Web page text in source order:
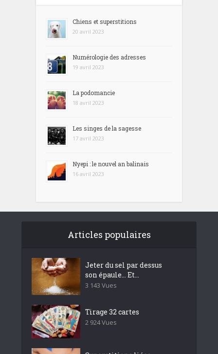
Chiens et superstitions
20 avril 2023
Numérologie des adresses
19 avril 2023
La podomancie
18 avril 2023
Les singes de la sagesse
17 avril 2023
Nyepi : le nouvel an balinais
16 avril 2023
Articles populaires
Jeter du sel par dessus
son épaule… Et...
3 143 Vues
Tirage 32 cartes
2 924 Vues